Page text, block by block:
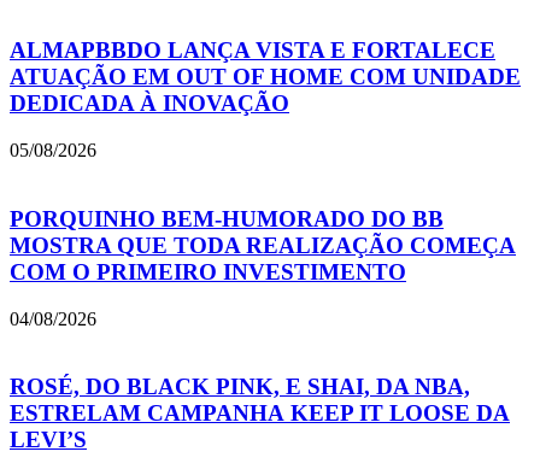
ALMAPBBDO LANÇA VISTA E FORTALECE
ATUAÇÃO EM OUT OF HOME COM UNIDADE
DEDICADA À INOVAÇÃO
05/08/2026
PORQUINHO BEM-HUMORADO DO BB
MOSTRA QUE TODA REALIZAÇÃO COMEÇA
COM O PRIMEIRO INVESTIMENTO
04/08/2026
ROSÉ, DO BLACK PINK, E SHAI, DA NBA,
ESTRELAM CAMPANHA KEEP IT LOOSE DA
LEVI’S